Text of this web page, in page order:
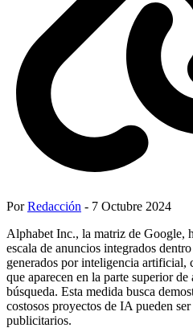
PorRedacción - 7 Octubre 2024
Alphabet Inc., la matriz de Google,
escala de anuncios integrados
generados por inteligencia
que aparecen en la parte superior
búsqueda. Esta medida busca
costosos proyectos de IA pueden
publicitarios.